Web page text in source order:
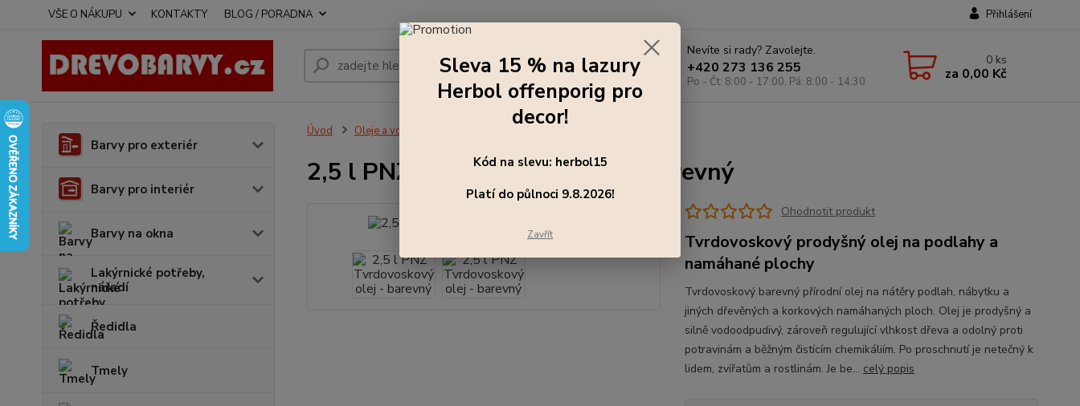
VŠE O NÁKUPU KONTAKTY BLOG / PORADNA Přihlášení
Hledat
Nevíte si rady? Zavolejte.
+420 273 136 255
Po - Čt: 8:00 - 17:00, Pá: 8:00 - 14:30
0 ks
za 0,00 Kč
Barvy pro exteriér
Barvy pro interiér
Barvy na okna
Lakýrnické potřeby,
nářadí
Ředidla
Tmely
Úvod Oleje a vosky
2,5 l PNZ Tvrdovoskový olej - barevný
Ohodnotit produkt
Tvrdovoskový prodyšný olej na podlahy a
namáhané plochy
Tvrdovoskový barevný přírodní olej na nátěry podlah, nábytku a
jiných dřevěných a korkových namáhaných ploch. Olej je prodyšný a
silně vodoodpudivý, zároveň regulující vlhkost dřeva a odolný proti
potravinám a běžným čistícím chemikáliím. Po proschnutí je netečný k
lidem, zvířatům a rostlinám. Je be... celý popis
Sleva 15 % na lazury
Herbol offenporig pro
decor!
Kód na slevu: herbol15
Platí do půlnoci 9.8.2026!
Zavřít